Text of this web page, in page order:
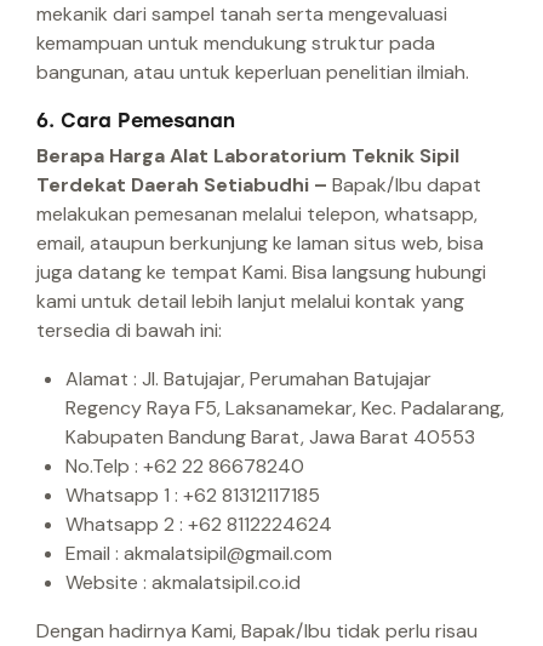
mekanik dari sampel tanah serta mengevaluasi
kemampuan untuk mendukung struktur pada
bangunan, atau untuk keperluan penelitian ilmiah.
6. Cara Pemesanan
Berapa Harga Alat Laboratorium Teknik Sipil
Terdekat Daerah Setiabudhi – Bapak/Ibu dapat
melakukan pemesanan melalui telepon, whatsapp,
email, ataupun berkunjung ke laman situs web, bisa
juga datang ke tempat Kami. Bisa langsung hubungi
kami untuk detail lebih lanjut melalui kontak yang
tersedia di bawah ini:
Alamat : Jl. Batujajar, Perumahan Batujajar
Regency Raya F5, Laksanamekar, Kec. Padalarang,
Kabupaten Bandung Barat, Jawa Barat 40553
No.Telp : +62 22 86678240
Whatsapp 1 : +62 81312117185
Whatsapp 2 : +62 8112224624
Email : akmalatsipil@gmail.com
Website : akmalatsipil.co.id
Dengan hadirnya Kami, Bapak/Ibu tidak perlu risau